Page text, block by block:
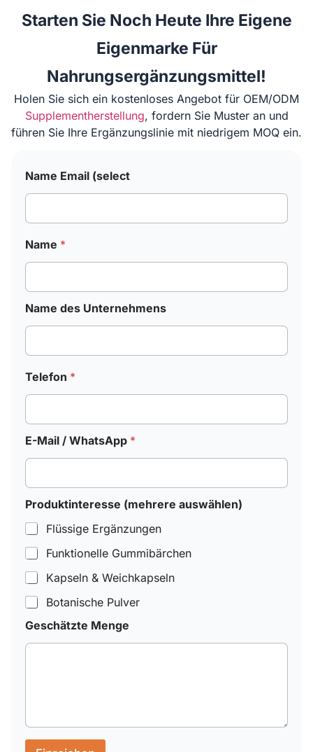
Starten Sie Noch Heute Ihre Eigene
Eigenmarke Für
Nahrungsergänzungsmittel!
Holen Sie sich ein kostenloses Angebot für OEM/ODM
Supplementherstellung, fordern Sie Muster an und
führen Sie Ihre Ergänzungslinie mit niedrigem MOQ ein.
Name Email (select
Name *
Name des Unternehmens
Telefon *
E-Mail / WhatsApp *
Produktinteresse (mehrere auswählen)
Flüssige Ergänzungen
Funktionelle Gummibärchen
Kapseln & Weichkapseln
Botanische Pulver
Geschätzte Menge